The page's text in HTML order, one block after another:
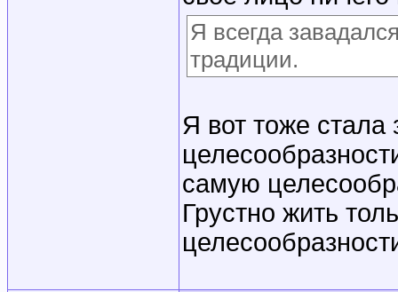
Я всегда
традиции.
Я вот тоже стала
самую
Грустно жить